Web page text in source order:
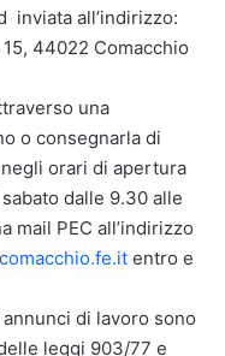
inviata all’indirizzo:
44022 Comacchio
una
o consegnarla di
orari di apertura
dalle 9.30 alle
mail PEC all’indirizzo
entro e
di lavoro sono
leggi 903/77 e